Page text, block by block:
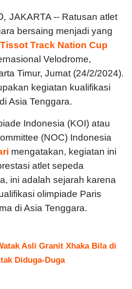
JAKARTA -- Ratusan atlet
bersaing menjadi yang
Tissot Track Nation Cup
Velodrome,
Timur, Jumat (24/2/2024).
kegiatan kualifikasi
Asia Tenggara.
Indonesia (KOI) atau
(NOC) Indonesia
mengatakan, kegiatan ini
atlet sepeda
ini adalah sejarah karena
olimpiade Paris
di Asia Tenggara.
Asli Granit Xhaka Bila di
Diduga-Duga